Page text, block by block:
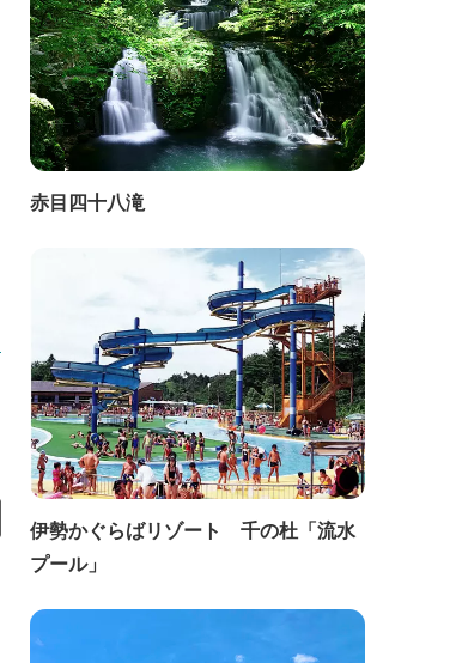
赤目四十八滝
伊勢かぐらばリゾート 千の杜「流水
プール」